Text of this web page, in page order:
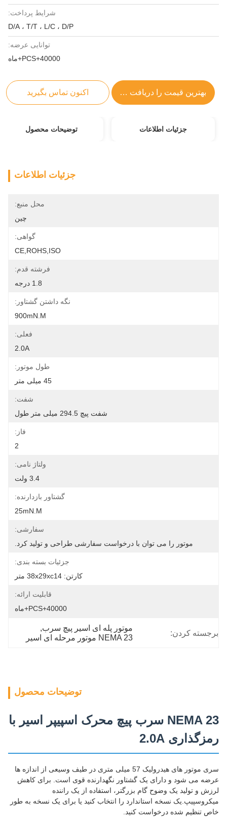
شرایط پرداخت:
D/A ، T/T ، L/C ، D/P
توانایی عرضه:
40000+PCS+ماه
بهترین قیمت را دریافت کنید اکنون تماس بگیرید
جزئیات اطلاعات توضیحات محصول
جزئیات اطلاعات
محل منبع:
چین
گواهی:
CE,ROHS,ISO
فرشته قدم:
1.8 درجه
نگه داشتن گشتاور:
900mN.m
فعلی:
2.0A
طول موتور:
45 میلی متر
شفت:
شفت پیچ 294.5 میلی متر طول
فاز:
ولتاژ نامی:
3.4 ولت
گشتاور بازدارنده:
25mN.m
سفارشی:
موتور را می توان با درخواست سفارشی طراحی و تولید کرد.
جزئیات بسته بندی:
کارتن: 38x29xc14 متر
قابلیت ارائه:
40000+PCS+ماه
برجسته کردن:
موتور پله ای اسیر پیچ سرب,
NEMA 23 موتور مرحله ای اسیر
توضیحات محصول
NEMA 23 سرب پیچ محرک اسپیپر اسیر با
رمزگذاری 2.0A
سری موتور های هیدرولیک 57 میلی متری در طیف وسیعی از اندازه ها
عرضه می شود و دارای یک گشتاور نگهدارنده قوی است. برای کاهش
لرزش و تولید یک وضوح گام بزرگتر، استفاده از یک راننده
میکروسپیپ.یک نسخه استاندارد را انتخاب کنید یا برای یک نسخه به طور
خاص تنظیم شده درخواست کنید.